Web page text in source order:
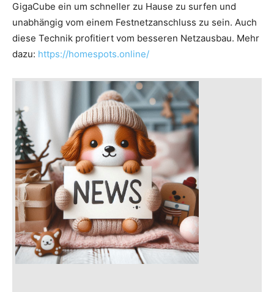
GigaCube ein um schneller zu Hause zu surfen und
unabhängig vom einem Festnetzanschluss zu sein. Auch
diese Technik profitiert vom besseren Netzausbau. Mehr
dazu: https://homespots.online/